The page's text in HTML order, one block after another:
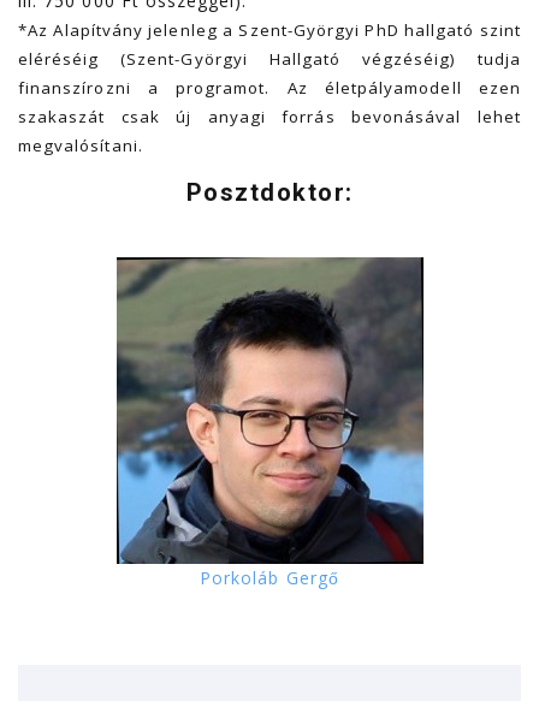
*Az Alapítvány jelenleg a Szent-Györgyi PhD hallgató szint
eléréséig (Szent-Györgyi Hallgató végzéséig) tudja
finanszírozni a programot. Az életpályamodell ezen
szakaszát csak új anyagi forrás bevonásával lehet
megvalósítani.
Posztdoktor:
Porkoláb Gergő